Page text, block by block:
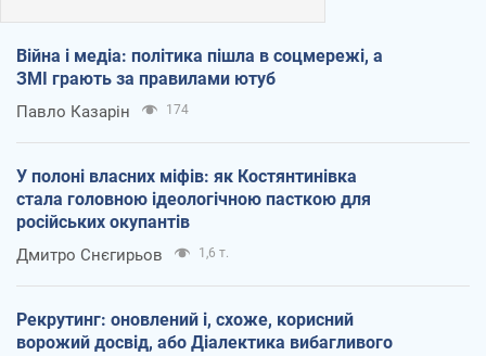
Війна і медіа: політика пішла в соцмережі, а
ЗМІ грають за правилами ютуб
Павло Казарін 174
У полоні власних міфів: як Костянтинівка
стала головною ідеологічною пасткою для
російських окупантів
Дмитро Снєгирьов 1,6 т.
Рекрутинг: оновлений і, схоже, корисний
ворожий досвід, або Діалектика вибагливого